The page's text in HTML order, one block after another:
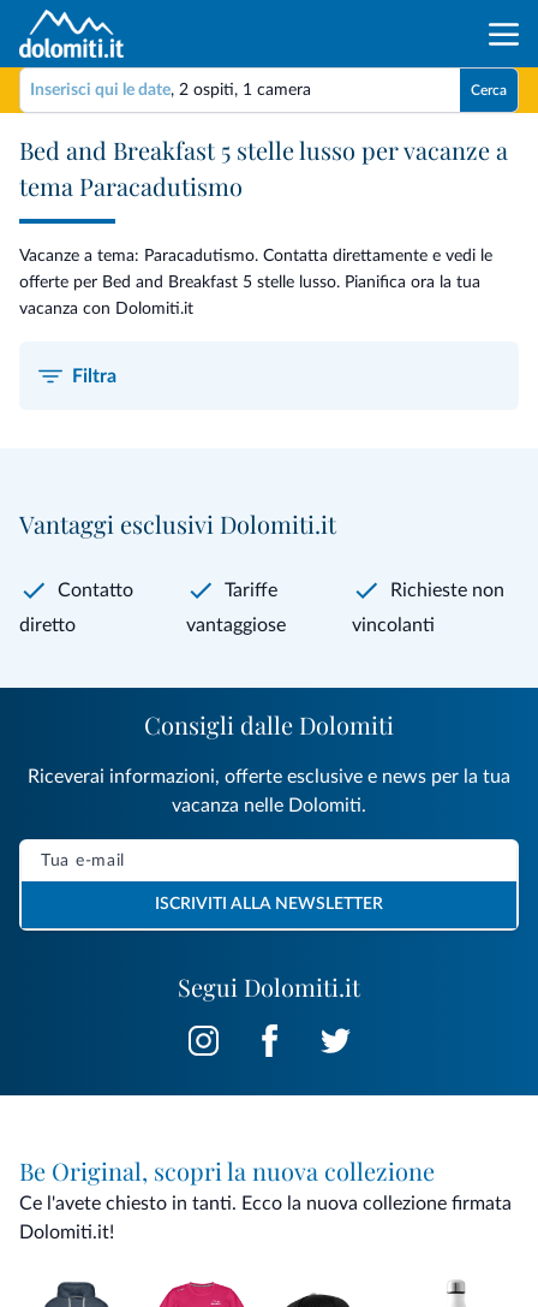
Inserisci qui le date, 2 ospiti, 1 camera Cerca
Bed and Breakfast 5 stelle lusso per vacanze a
tema Paracadutismo
Vacanze a tema: Paracadutismo. Contatta direttamente e vedi le
offerte per Bed and Breakfast 5 stelle lusso. Pianifica ora la tua
vacanza con Dolomiti.it
Filtra
Vantaggi esclusivi Dolomiti.it
Contatto
diretto
Tariffe
vantaggiose
Richieste non
vincolanti
Segui Dolomiti.it
Consigli dalle Dolomiti
Riceverai informazioni, offerte esclusive e news per la tua
vacanza nelle Dolomiti.
ISCRIVITI ALLA NEWSLETTER
Be Original, scopri la nuova collezione
Ce l'avete chiesto in tanti. Ecco la nuova collezione firmata
Dolomiti.it!